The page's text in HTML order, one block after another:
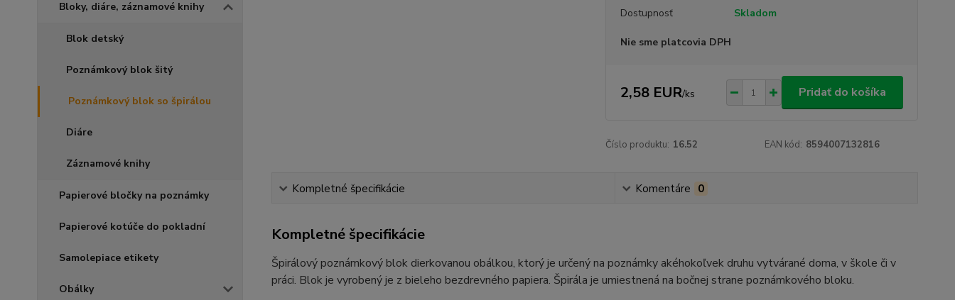
Bloky, diáre, záznamové knihy
Blok detský
Poznámkový blok šitý
Poznámkový blok so špirálou
Diáre
Záznamové knihy
Papierové bločky na poznámky
Papierové kotúče do pokladní
Samolepiace etikety
Obálky
Dostupnosť Skladom
Nie sme platcovia DPH
2,58 EUR/ks Pridať do košíka
Číslo produktu: 16.52 EAN kód: 8594007132816
Kompletné špecifikácie Komentáre 0
Kompletné špecifikácie
Špirálový poznámkový blok dierkovanou obálkou, ktorý je určený na poznámky akéhokoľvek druhu vytvárané doma, v škole či v
práci. Blok je vyrobený je z bieleho bezdrevného papiera. Špirála je umiestnená na bočnej strane poznámkového bloku.